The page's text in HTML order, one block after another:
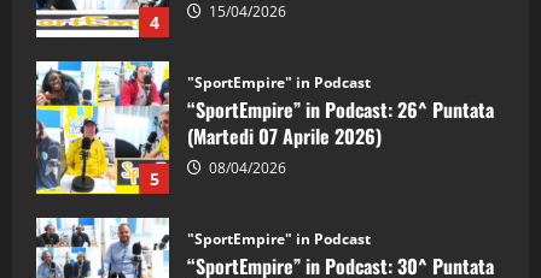
4 15/04/2026
5
"SportEmpire" in Podcast
“SportEmpire” in Podcast: 26^ Puntata
(Martedi 07 Aprile 2026)
08/04/2026
"SportEmpire" in Podcast
“SportEmpire” in Podcast: 30^ Puntata